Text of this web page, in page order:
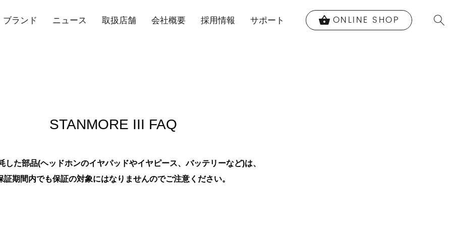
ブランド ニュース 取扱店舗 会社概要 採用情報 サポート shopping_basket ONLINE SHOP
STANMORE III FAQ
した部品(ヘッドホンのイヤパッドやイヤピース、バッテリーなど)は、
証期間内でも保証の対象にはなりませんのでご注意ください。